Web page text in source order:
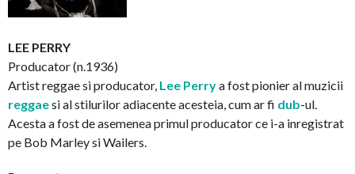
LEE PERRY
Producator (n.1936)
Artist reggae si producator, Lee Perrya fost pionier al muzicii
reggaesi al stilurilor adiacente acesteia, cum ar fi dub-ul.
Acesta a fost de asemenea primul producator ce i-a inregistrat
pe Bob Marley si Wailers.